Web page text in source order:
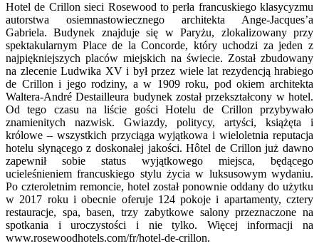
Hotel de Crillon sieci Rosewood to perła francuskiego klasycyzmu
autorstwa osiemnastowiecznego architekta Ange-Jacques’a
Gabriela. Budynek znajduje się w Paryżu, zlokalizowany przy
spektakularnym Place de la Concorde, który uchodzi za jeden z
najpiękniejszych placów miejskich na świecie. Został zbudowany
na zlecenie Ludwika XV i był przez wiele lat rezydencją hrabiego
de Crillon i jego rodziny, a w 1909 roku, pod okiem architekta
Waltera-André Destailleura budynek został przekształcony w hotel.
Od tego czasu na liście gości Hotelu de Crillon przybywało
znamienitych nazwisk. Gwiazdy, politycy, artyści, książęta i
królowe – wszystkich przyciąga wyjątkowa i wieloletnia reputacja
hotelu słynącego z doskonałej jakości. Hôtel de Crillon już dawno
zapewnił sobie status wyjątkowego miejsca, będącego
ucieleśnieniem francuskiego stylu życia w luksusowym wydaniu.
Po czteroletnim remoncie, hotel został ponownie oddany do użytku
w 2017 roku i obecnie oferuje 124 pokoje i apartamenty, cztery
restauracje, spa, basen, trzy zabytkowe salony przeznaczone na
spotkania i uroczystości i nie tylko. Więcej informacji na
www.rosewoodhotels.com/fr/hotel-de-crillon.